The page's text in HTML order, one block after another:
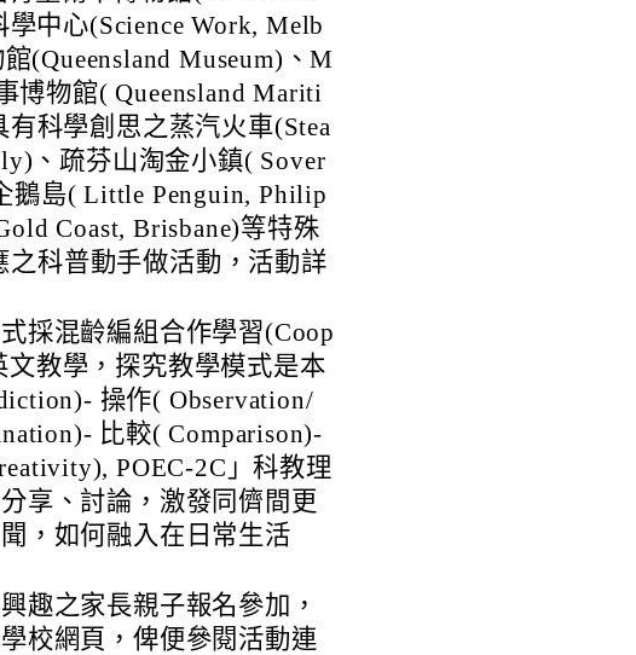
中心(Science Work, Melb
(Queensland Museum)、M
博物館( Queensland Mariti
有科學創思之蒸汽火車(Stea
、疏芬山淘金小鎮( Sover
鵝島( Little Penguin, Philip
Coast, Brisbane)等特殊
之科普動手做活動，活動詳
採混齡編組合作學習(Coop
文教學，探究教學模式是本
操作( Observation/
比較( Comparison)-
POEC-2C」科教理
享、討論，激發同儕間更
，如何融入在日常生活
趣之家長親子報名參加，
校網頁，俾便參閱活動連